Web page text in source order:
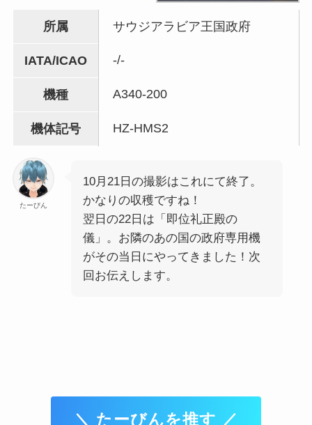
所属 サウジアラビア王国政府
IATA/ICAO -/-
機種 A340-200
機体記号 HZ-HMS2
たーびん
10月21日の撮影はこれにて終了。
かなりの収穫ですね！
翌日の22日は「即位礼正殿の
儀」。お隣のあの国の政府専用機
がその当日にやってきました！次
回お伝えします。
＼ たーびんを推す ／